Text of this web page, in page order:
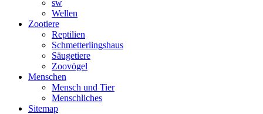
sw
Wellen
Zootiere
Reptilien
Schmetterlingshaus
Säugetiere
Zoovögel
Menschen
Mensch und Tier
Menschliches
Sitemap